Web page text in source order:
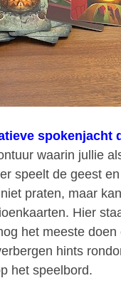
spokenjacht
waarin jullie
speelt de geest
praten, maar
Hier
het meeste
hints
het speelbord.